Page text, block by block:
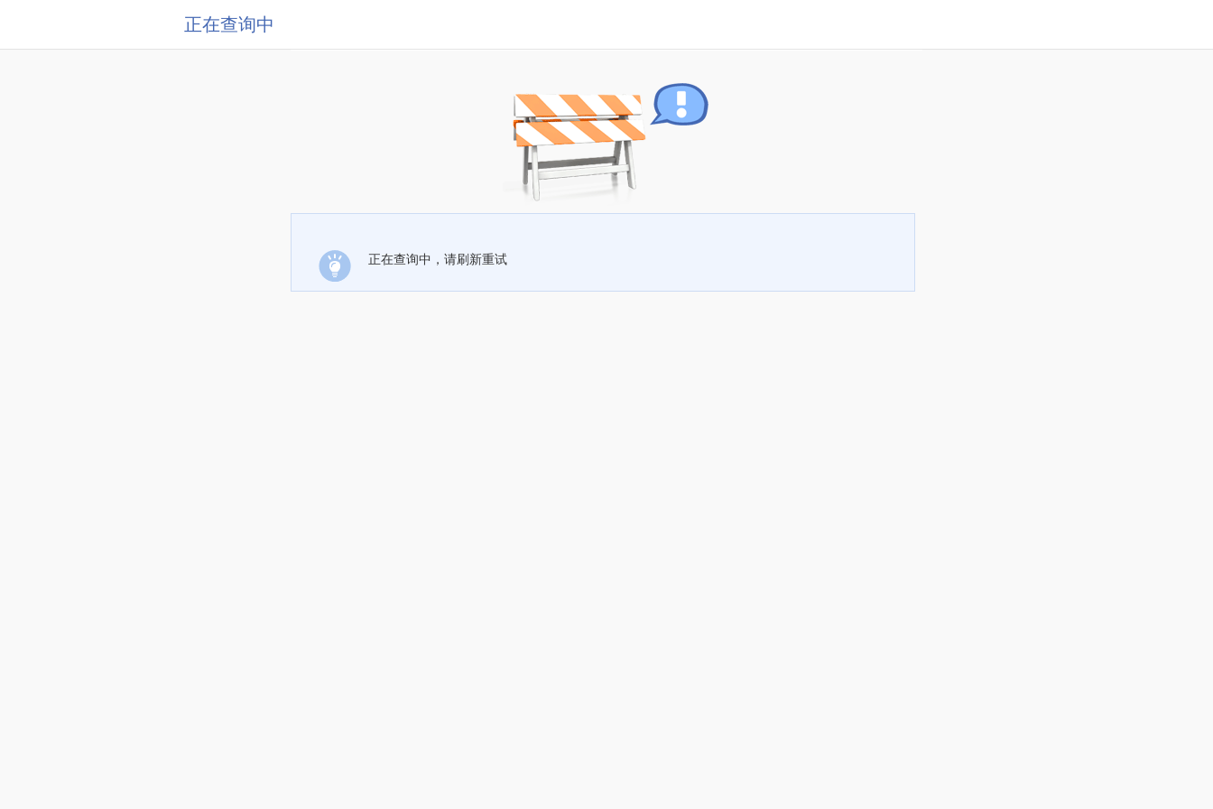
正在查询中
正在查询中，请刷新重试